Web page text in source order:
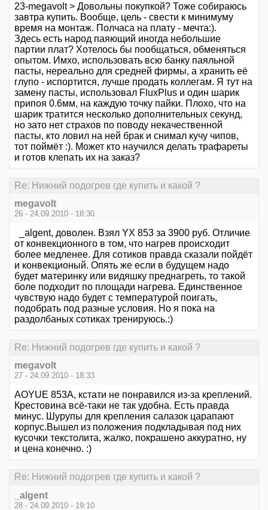
23-megavolt > Довольны покупкой? Тоже собираюсь
завтра купить. Вообще, цель - свести к минимуму
время на монтаж. Полчаса на плату - мечта:).
Здесь есть народ паяющий иногда небольшие
партии плат? Хотелось бы пообщаться, обменяться
опытом. Имхо, использовать всю банку паяльной
пасты, нереально для средней фирмы, а хранить её
глупо - испортится, лучше продать коллегам. Я тут на
замену пасты, использовал FluxPlus и один шарик
припоя 0.6мм, на каждую точку пайки. Плохо, что на
шарик тратится несколько дополнительных секунд,
но зато нет страхов по поводу некачественной
пасты, кто ловил на ней брак и снимал кучу чипов,
тот поймёт :). Может кто научился делать трафареты
и готов клепать их на заказ?
Re: Нижний подогрев где купить и какой ?
megavolt
26 - 24.09.2010 - 18:30
_algent, доволен. Взял YX 853 за 3900 руб. Отличие
от конвекционного в том, что нагрев происходит
более медленее. Для сотиков правда сказали пойдёт
и конвекционый. Опять же если в будущем надо
будет материнку или видяшку преднагреть, то такой
боле подходит по площади нагрева. Единственное
чувствую надо будет с температурой поигать,
подобрать под разные условия. Но я пока на
раздолбаных сотиках тренируюсь.:)
Re: Нижний подогрев где купить и какой ?
megavolt
27 - 24.09.2010 - 18:33
AOYUE 853A, кстати не понравился из-за креплений.
Крестовина всё-таки не так удобна. Есть правда
минус. Шурупы для крепления салазок царапают
корпус.Вышел из положения подкладывая под них
кусочки текстолита, жалко, покрашено аккуратно, ну
и цена конечно. :)
Re: Нижний подогрев где купить и какой ?
_algent
28 - 24.09.2010 - 19:10